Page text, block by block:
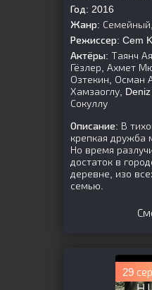
Год: 2016
Жанр:
Режиссер: Cem
Актёры: Таянч
Гёзлер, Ахмет
Озтекин, Осман
Хамзаоглу,
Сокуллу
Описание: В
крепкая дружба
Но время
достаток в
деревне, изо
семью.
29